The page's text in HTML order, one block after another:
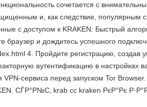
сочетается с
и, как следствие, популярным
с доступом к KRAKEN: Быстрый
браузер и дождитесь успешного
4. Пройдите регистрацию, создав
аутентификацию в настройках
сервиса перед запуском Tor Browser.
СЃР°Р№С‚ krab cc kraken РєР°Рє